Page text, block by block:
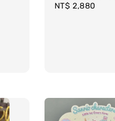
Regular
NT$ 2,880